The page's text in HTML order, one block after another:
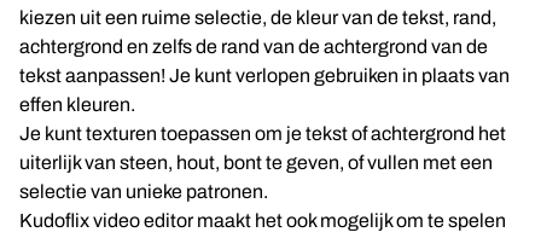
kiezen uit een ruime selectie, de kleur van de tekst, rand,
achtergrond en zelfs de rand van de achtergrond van de
tekst aanpassen! Je kunt verlopen gebruiken in plaats van
effen kleuren.
Je kunt texturen toepassen om je tekst of achtergrond het
uiterlijk van steen, hout, bont te geven, of vullen met een
selectie van unieke patronen.
Kudoflix video editor maakt het ook mogelijk om te spelen